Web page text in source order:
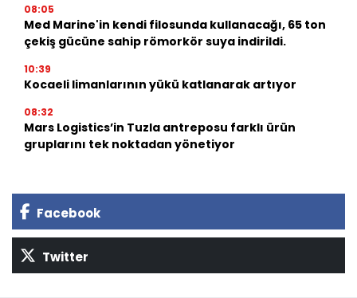
08:05
Med Marine'in kendi filosunda kullanacağı, 65 ton
çekiş gücüne sahip römorkör suya indirildi.
10:39
Kocaeli limanlarının yükü katlanarak artıyor
08:32
Mars Logistics’in Tuzla antreposu farklı ürün
gruplarını tek noktadan yönetiyor
Facebook
Twitter